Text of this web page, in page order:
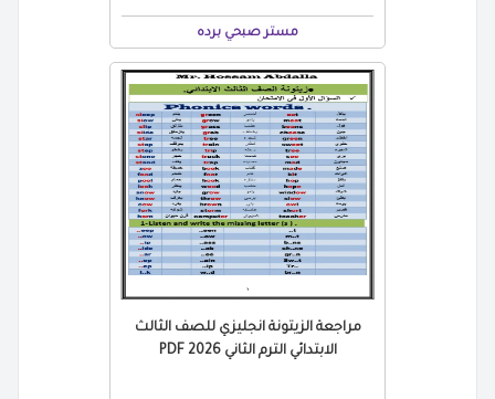
مستر صبحي برده
مراجعة الزيتونة انجليزي للصف الثالث
الابتدائي الترم الثاني 2026 PDF